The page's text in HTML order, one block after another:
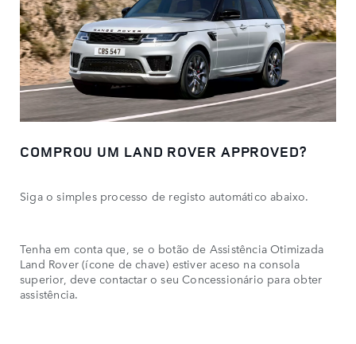
COMPROU UM LAND ROVER APPROVED?
Siga o simples processo de registo automático abaixo.
Tenha em conta que, se o botão de Assistência Otimizada
Land Rover (ícone de chave) estiver aceso na consola
superior, deve contactar o seu Concessionário para obter
assistência.